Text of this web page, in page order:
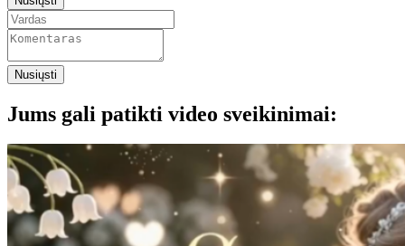
Nusiųsti
Jums gali patikti video sveikinimai: